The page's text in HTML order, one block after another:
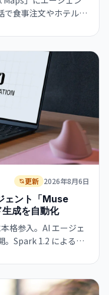
で食事注文やホテル予
なります。
更新 2026年8月6日
ェント「Muse
成を自動化
格参入。AI エージェ
。Spark 1.2 による複
数十億ドル投資が本